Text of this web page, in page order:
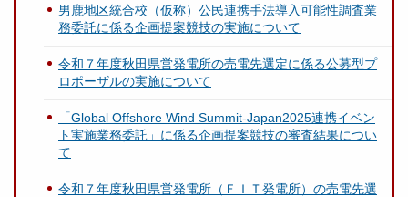
男鹿地区統合校（仮称）公民連携手法導入可能性調査業
務委託に係る企画提案競技の実施について
令和７年度秋田県営発電所の売電先選定に係る公募型プ
ロポーザルの実施について
「Global Offshore Wind Summit-Japan2025連携イベン
ト実施業務委託」に係る企画提案競技の審査結果につい
て
令和７年度秋田県営発電所（ＦＩＴ発電所）の売電先選